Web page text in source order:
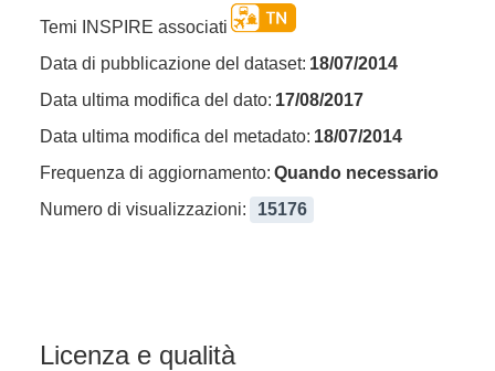
Temi INSPIRE associati
Data di pubblicazione del dataset: 18/07/2014
Data ultima modifica del dato: 17/08/2017
Data ultima modifica del metadato: 18/07/2014
Frequenza di aggiornamento: Quando necessario
Numero di visualizzazioni:
15176
Licenza e qualità